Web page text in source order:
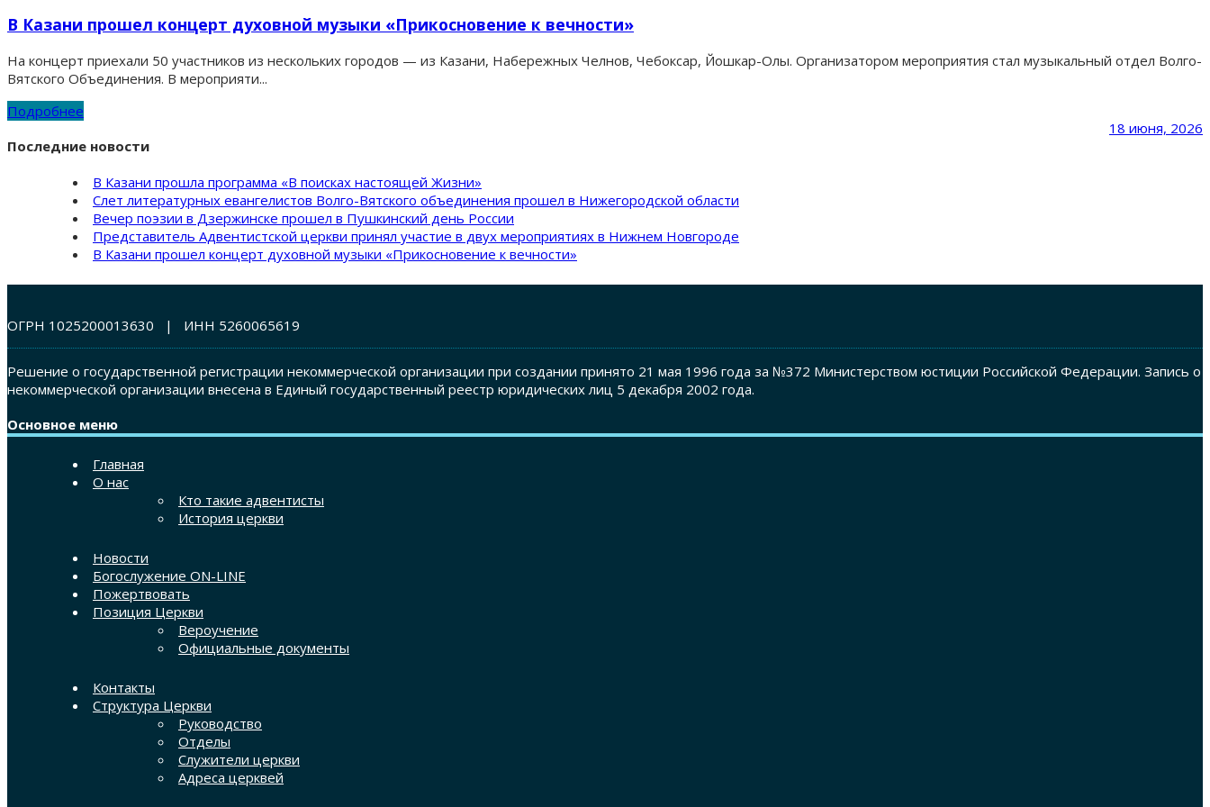
В Казани прошел концерт духовной музыки «Прикосновение к вечности»
На концерт приехали 50 участников из нескольких городов — из Казани, Набережных Челнов, Чебоксар, Йошкар-Олы. Организатором мероприятия стал музыкальный отдел Волго-
Вятского Объединения. В мероприяти...
Подробнее
18 июня, 2026
Последние новости
В Казани прошла программа «В поисках настоящей Жизни»
Слет литературных евангелистов Волго-Вятского объединения прошел в Нижегородской области
Вечер поэзии в Дзержинске прошел в Пушкинский день России
Представитель Адвентистской церкви принял участие в двух мероприятиях в Нижнем Новгороде
В Казани прошел концерт духовной музыки «Прикосновение к вечности»
ОГРН 1025200013630 | ИНН 5260065619
Решение о государственной регистрации некоммерческой организации при создании принято 21 мая 1996 года за №372 Министерством юстиции Российской Федерации. Запись о
некоммерческой организации внесена в Единый государственный реестр юридических лиц 5 декабря 2002 года.
Основное меню
Главная
О нас
Кто такие адвентисты
История церкви
Новости
Богослужение ON-LINE
Пожертвовать
Позиция Церкви
Вероучение
Официальные документы
Контакты
Структура Церкви
Руководство
Отделы
Служители церкви
Адреса церквей